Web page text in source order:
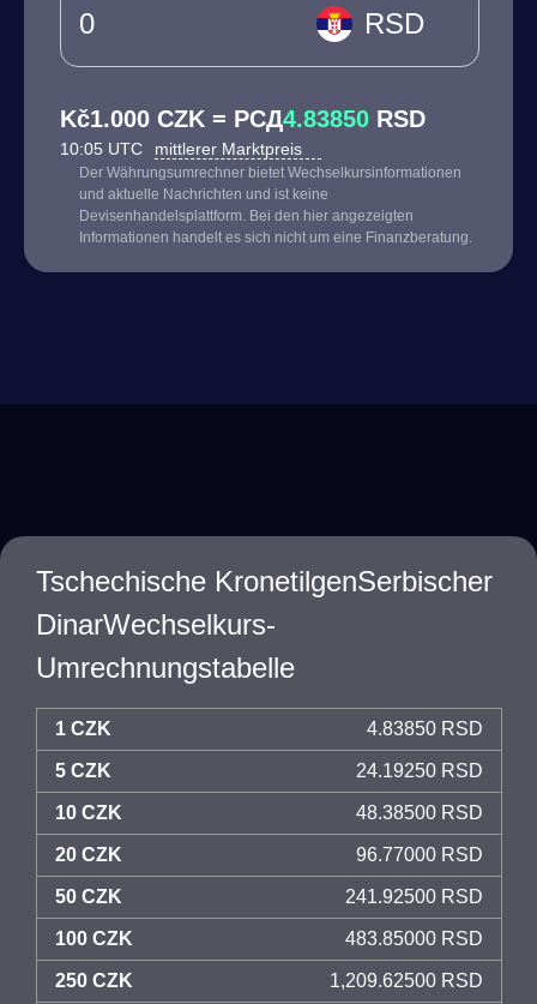
RSD
Kč1.000 CZK = РСД4.83850 RSD
10:05 UTC mittlerer Marktpreis
Der Währungsumrechner bietet Wechselkursinformationen
und aktuelle Nachrichten und ist keine
Devisenhandelsplattform. Bei den hier angezeigten
Informationen handelt es sich nicht um eine Finanzberatung.
Tschechische KronetilgenSerbischer
DinarWechselkurs-
Umrechnungstabelle
1 CZK 4.83850 RSD
5 CZK 24.19250 RSD
10 CZK 48.38500 RSD
20 CZK 96.77000 RSD
50 CZK 241.92500 RSD
100 CZK 483.85000 RSD
250 CZK 1,209.62500 RSD